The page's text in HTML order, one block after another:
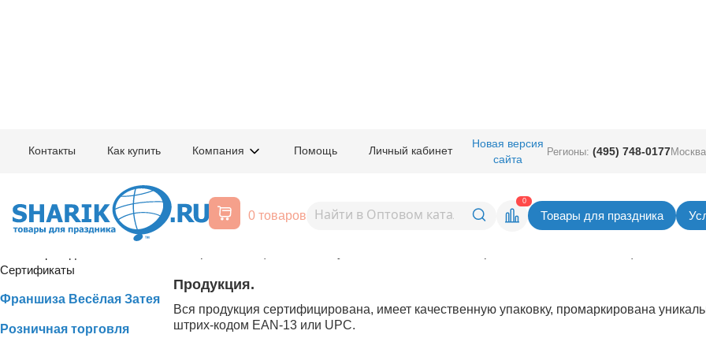
Контакты Как купить Компания Помощь Личный кабинет
Новая версия
сайта
Регионы: (495) 748-0177
0 товаров
0
Товары для праздника
Шарик.Ru: Условия работы с оптовыми покупателями –
Оптовая торговля
Реквизиты компании
Сертификаты
Франшиза Весёлая Затея
Розничная торговля
Минимальные партии
Минимальная партия отгрузки в распределительном центре в Зеленограде 10 000 руб.
Продукция.
Вся продукция сертифицирована, имеет качественную упаковку, промаркирована
штрих-кодом EAN-13 или UPC.